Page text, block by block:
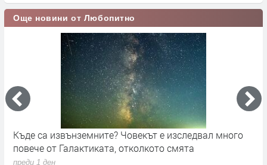
Още новини от Любопитно
Къде са извънземните? Човекът е изследвал много
повече от Галактиката, отколкото смята
преди 1 ден